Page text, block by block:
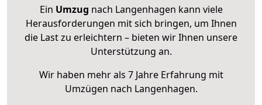
Ein Umzug nach Langenhagen kann viele
Herausforderungen mit sich bringen, um Ihnen
die Last zu erleichtern – bieten wir Ihnen unsere
Unterstützung an.
Wir haben mehr als 7 Jahre Erfahrung mit
Umzügen nach Langenhagen.